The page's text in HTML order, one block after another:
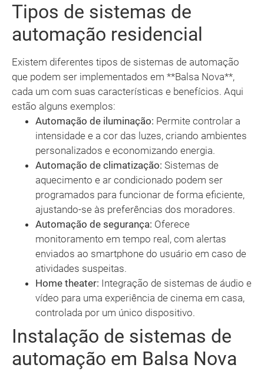
Tipos de sistemas de
automação residencial
Existem diferentes tipos de sistemas de automação
que podem ser implementados em **Balsa Nova**,
cada um com suas características e benefícios. Aqui
estão alguns exemplos:
Automação de iluminação: Permite controlar a
intensidade e a cor das luzes, criando ambientes
personalizados e economizando energia.
Automação de climatização: Sistemas de
aquecimento e ar condicionado podem ser
programados para funcionar de forma eficiente,
ajustando-se às preferências dos moradores.
Automação de segurança: Oferece
monitoramento em tempo real, com alertas
enviados ao smartphone do usuário em caso de
atividades suspeitas.
Home theater: Integração de sistemas de áudio e
vídeo para uma experiência de cinema em casa,
controlada por um único dispositivo.
Instalação de sistemas de
automação em Balsa Nova